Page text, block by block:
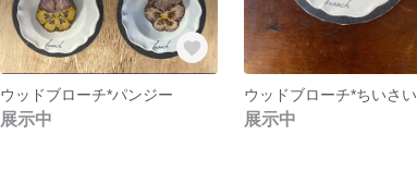
ウッドブローチ*パンジー
展示中 展示中